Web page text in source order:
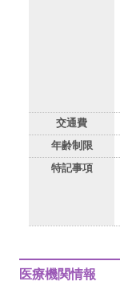
交通費
年齢制限
特記事項
医療機関情報